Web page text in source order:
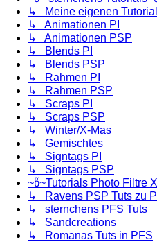
↳ Meine eigenen
↳ Animationen PI
↳ Animationen PSP
↳ Blends PI
↳ Blends PSP
↳ Rahmen PI
↳ Rahmen PSP
↳ Scraps PI
↳ Scraps PSP
↳ Winter/X-Mas
↳ Gemischtes
↳ Signtags PI
↳ Signtags PSP
~წ~Tutorials Photo Filtre
↳ Ravens PSP Tuts zu
↳ sternchens PFS Tuts
↳ Sandcreations
↳ Romanas Tuts in PFS